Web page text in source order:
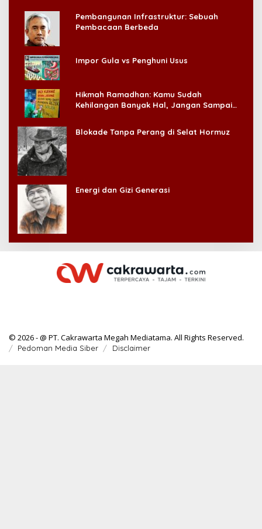
Pembangunan Infrastruktur: Sebuah
Pembacaan Berbeda
Impor Gula vs Penghuni Usus
Hikmah Ramadhan: Kamu Sudah
Kehilangan Banyak Hal, Jangan Sampai
Blokade Tanpa Perang di Selat Hormuz
Energi dan Gizi Generasi
© 2026 - @ PT. Cakrawarta Megah Mediatama. All Rights Reserved.
Pedoman Media Siber Disclaimer